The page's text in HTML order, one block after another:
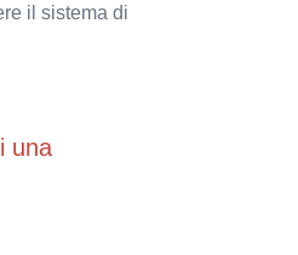
il sistema di
una